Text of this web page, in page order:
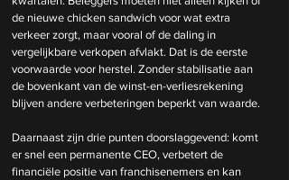
de nieuwe chicken sandwich voor wat extra
verkeer zorgt, maar vooral of de daling in
vergelijkbare verkopen afvlakt. Dat is de eerste
voorwaarde voor herstel. Zonder stabilisatie aan
de bovenkant van de winst-en-verliesrekening
blijven andere verbeteringen beperkt van waarde.
Daarnaast zijn drie punten doorslaggevend: komt
er snel een permanente CEO, verbetert de
financiële positie van franchisenemers en kan